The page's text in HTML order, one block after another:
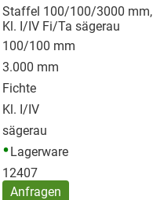
Staffel 100/100/3000 mm,
Kl. I/IV Fi/Ta sägerau
100/100 mm
3.000 mm
Fichte
Kl. I/IV
sägerau
Lagerware
12407
Anfragen